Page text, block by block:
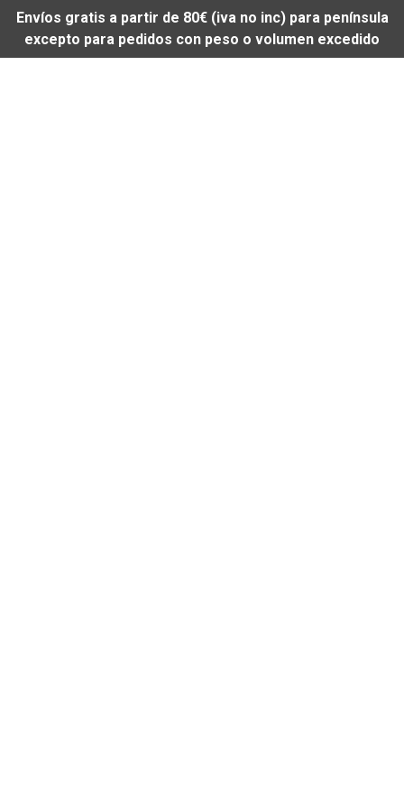
Envíos gratis a partir de 80€ (iva no inc) para península
excepto para pedidos con peso o volumen excedido